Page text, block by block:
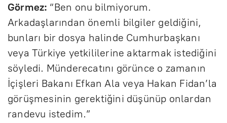
Görmez: “Ben onu bilmiyorum.
Arkadaşlarından önemli bilgiler geldiğini,
bunları bir dosya halinde Cumhurbaşkanı
veya Türkiye yetkililerine aktarmak istediğini
söyledi. Münderecatını görünce o zamanın
İçişleri Bakanı Efkan Ala veya Hakan Fidan’la
görüşmesinin gerektiğini düşünüp onlardan
randevu istedim.”